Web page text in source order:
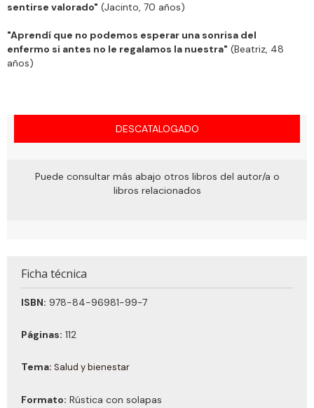
sentirse valorado" (Jacinto, 70 años)
"Aprendí que no podemos esperar una sonrisa del
enfermo si antes no le regalamos la nuestra" (Beatriz, 48
años)
DESCATALOGADO
Puede consultar más abajo otros libros del autor/a o
libros relacionados
Ficha técnica
ISBN: 978-84-96981-99-7
Páginas: 112
Tema: Salud y bienestar
Formato: Rústica con solapas